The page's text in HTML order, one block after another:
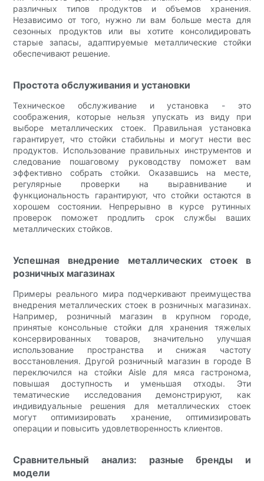
различных типов продуктов и объемов хранения.
Независимо от того, нужно ли вам больше места для
сезонных продуктов или вы хотите консолидировать
старые запасы, адаптируемые металлические стойки
обеспечивают решение.
Простота обслуживания и установки
Техническое обслуживание и установка - это
соображения, которые нельзя упускать из виду при
выборе металлических стоек. Правильная установка
гарантирует, что стойки стабильны и могут нести вес
продуктов. Использование правильных инструментов и
следование пошаговому руководству поможет вам
эффективно собрать стойки. Оказавшись на месте,
регулярные проверки на выравнивание и
функциональность гарантируют, что стойки остаются в
хорошем состоянии. Непрерывно в курсе рутинных
проверок поможет продлить срок службы ваших
металлических стойков.
Успешная внедрение металлических стоек в
розничных магазинах
Примеры реального мира подчеркивают преимущества
внедрения металлических стоек в розничных магазинах.
Например, розничный магазин в крупном городе,
принятые консольные стойки для хранения тяжелых
консервированных товаров, значительно улучшая
использование пространства и снижая частоту
восстановления. Другой розничный магазин в городе B
переключился на стойки Aisle для мяса гастронома,
повышая доступность и уменьшая отходы. Эти
тематические исследования демонстрируют, как
индивидуальные решения для металлических стоек
могут оптимизировать хранение, оптимизировать
операции и повысить удовлетворенность клиентов.
Сравнительный анализ: разные бренды и
модели